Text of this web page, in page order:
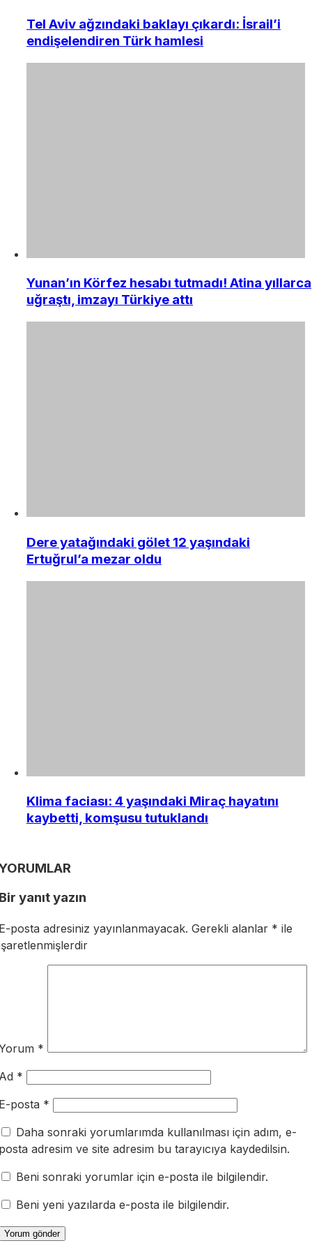
Tel Aviv ağzındaki baklayı çıkardı: İsrail’i
endişelendiren Türk hamlesi
Yunan’ın Körfez hesabı tutmadı! Atina yıllarca
uğraştı, imzayı Türkiye attı
Dere yatağındaki gölet 12 yaşındaki
Ertuğrul’a mezar oldu
Klima faciası: 4 yaşındaki Miraç hayatını
kaybetti, komşusu tutuklandı
yanıt yazın
posta adresiniz yayınlanmayacak. Gerekli alanlar * ile
*
*
posta *
Daha sonraki yorumlarımda kullanılması için adım, e-
adresim ve site adresim bu tarayıcıya kaydedilsin.
Beni sonraki yorumlar için e-posta ile bilgilendir.
Beni yeni yazılarda e-posta ile bilgilendir.